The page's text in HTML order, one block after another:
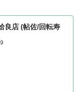
良店 (帖佐/回転寿